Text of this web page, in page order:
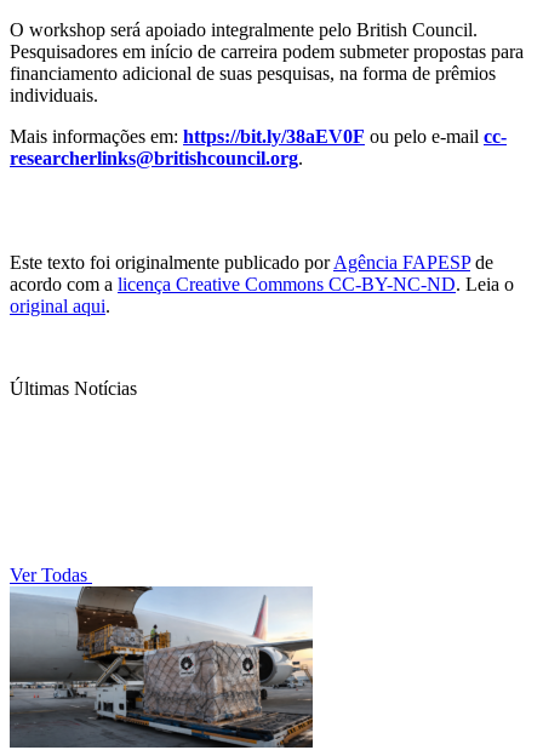
O workshop será apoiado integralmente pelo British Council.
Pesquisadores em início de carreira podem submeter propostas para
financiamento adicional de suas pesquisas, na forma de prêmios
individuais.
Mais informações em: https://bit.ly/38aEV0F ou pelo e-mail cc-
researcherlinks@britishcouncil.org.
Este texto foi originalmente publicado porAgência FAPESPde
acordo com a licença Creative Commons CC-BY-NC-ND. Leia o
original aqui.
Últimas Notícias
Ver Todas